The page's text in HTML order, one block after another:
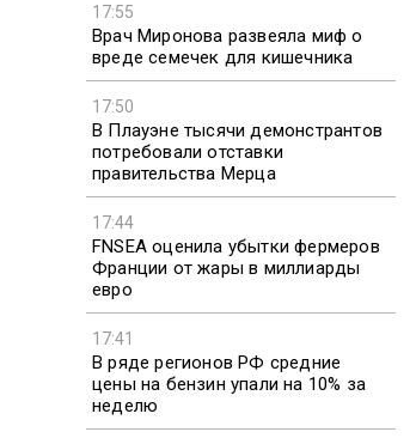
17:55
Врач Миронова развеяла миф о
вреде семечек для кишечника
17:50
В Плауэне тысячи демонстрантов
потребовали отставки
правительства Мерца
17:44
FNSEA оценила убытки фермеров
Франции от жары в миллиарды
евро
17:41
В ряде регионов РФ средние
цены на бензин упали на 10% за
неделю